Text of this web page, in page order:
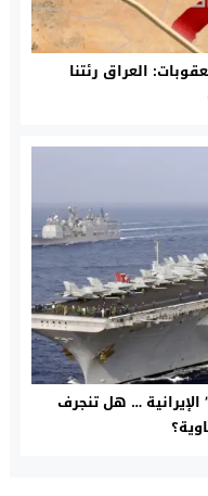
العراق رئتنا
الإيرانية … هل تنجرف